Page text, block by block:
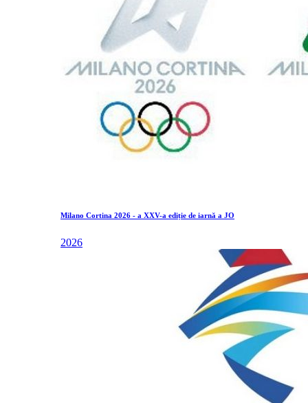
Milano Cortina 2026 - a XXV-a ediție de iarnă a JO
2026